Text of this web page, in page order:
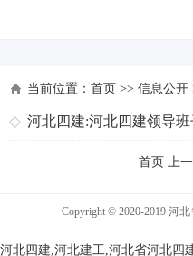
当前位置： 首页 >> 信息公开
河北四建:河北四建领导
首页 上
Copyright © 2020-2019 河
河北四建,河北建工,河北省河北四